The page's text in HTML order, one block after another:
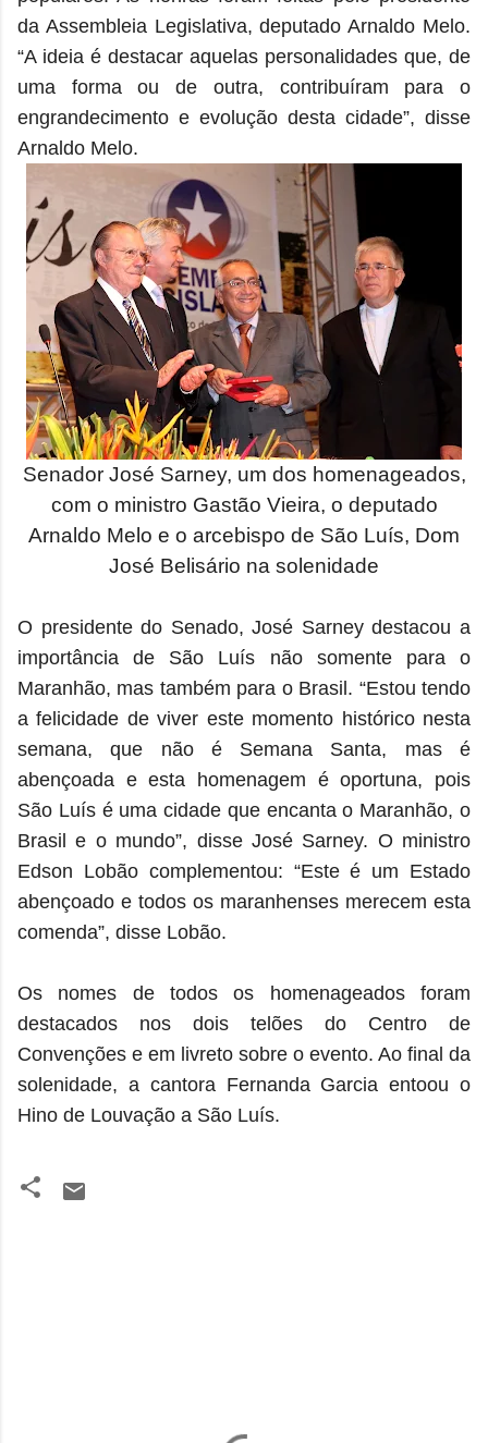
da Assembleia Legislativa, deputado Arnaldo Melo.
“A ideia é destacar aquelas personalidades que, de
uma forma ou de outra, contribuíram para o
engrandecimento e evolução desta cidade”, disse
Arnaldo Melo.
Senador José Sarney, um dos homenageados,
com o ministro Gastão Vieira, o deputado
Arnaldo Melo e o arcebispo de São Luís, Dom
José Belisário na solenidade
O presidente do Senado, José Sarney destacou a
importância de São Luís não somente para o
Maranhão, mas também para o Brasil. “Estou tendo
a felicidade de viver este momento histórico nesta
semana, que não é Semana Santa, mas é
abençoada e esta homenagem é oportuna, pois
São Luís é uma cidade que encanta o Maranhão, o
Brasil e o mundo”, disse José Sarney. O ministro
Edson Lobão complementou: “Este é um Estado
abençoado e todos os maranhenses merecem esta
comenda”, disse Lobão.
Os nomes de todos os homenageados foram
destacados nos dois telões do Centro de
Convenções e em livreto sobre o evento. Ao final da
solenidade, a cantora Fernanda Garcia entoou o
Hino de Louvação a São Luís.